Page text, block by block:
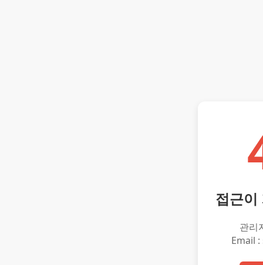
접근이
관리
Email